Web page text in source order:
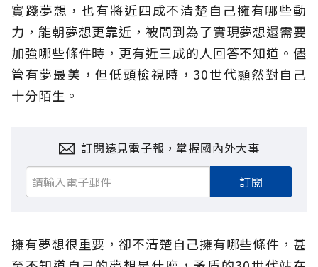
實踐夢想，也有將近四成不清楚自己擁有哪些動
力，能朝夢想更靠近，被問到為了實現夢想還需要
加強哪些條件時，更有近三成的人回答不知道。儘
管有夢最美，但低頭檢視時，30世代顯然對自己
十分陌生。
訂閱遠見電子報，掌握國內外大事
訂閱
擁有夢想很重要，卻不清楚自己擁有哪些條件，甚